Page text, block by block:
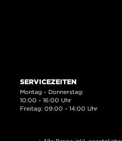
SERVICEZEITEN
Montag - Donnerstag:
10:00 - 16:00 Uhr
Freitag: 09:00 - 14:00 Uhr